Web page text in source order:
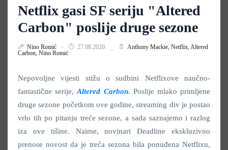
Netflix gasi SF seriju "Altered
Carbon" poslije druge sezone
Nino Romić 27.08.2020. Anthony Mackie, Netflix, Altered
Carbon, Nino Romić
Nepovoljne vijesti stižu o sudbini Netflixove naučno-
fantastične serije,Altered Carbon. Poslije mlako primljene
druge sezone početkom ove godine, streaming div je postao
vrlo tih po pitanju treće sezone, a sada saznajemo i razlog
iza ove tišine. Naime, novinari Deadline ekskluzivno
prenose novost da je treća sezona bila ponuđena Netflixu,